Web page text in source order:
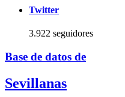
Twitter
3.922 seguidores
Base de datos de
Sevillanas